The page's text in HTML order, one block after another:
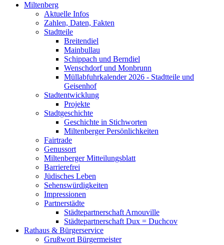
Miltenberg
Aktuelle Infos
Zahlen, Daten, Fakten
Stadtteile
Breitendiel
Mainbullau
Schippach und Berndiel
Wenschdorf und Monbrunn
Müllabfuhrkalender 2026 - Stadtteile und
Geisenhof
Stadtentwicklung
Projekte
Stadtgeschichte
Geschichte in Stichworten
Miltenberger Persönlichkeiten
Fairtrade
Genussort
Miltenberger Mitteilungsblatt
Barrierefrei
Jüdisches Leben
Sehenswürdigkeiten
Impressionen
Partnerstädte
Städtepartnerschaft Arnouville
Städtepartnerschaft Dux = Duchcov
Rathaus & Bürgerservice
Grußwort Bürgermeister